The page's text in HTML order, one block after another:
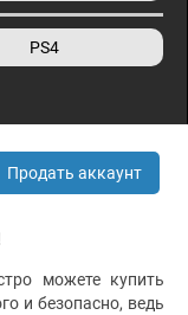
PS4
Продать аккаунт
можете купить
и безопасно, ведь